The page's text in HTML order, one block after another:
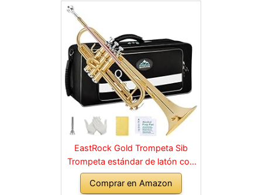
EastRock Gold Trompeta Sib
Trompeta estándar de latón con
estuche rígido, guantes, tela,
boquilla 7C, instrumentos
Comprar en Amazon